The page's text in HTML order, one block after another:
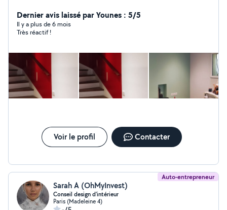
Dernier avis laissé par Younes : 5/5
Il y a plus de 6 mois
Très réactif !
Voir le profil Contacter
Auto-entrepreneur
Sarah A (OhMyInvest)
Conseil design d'intérieur
Paris (Madeleine 4)